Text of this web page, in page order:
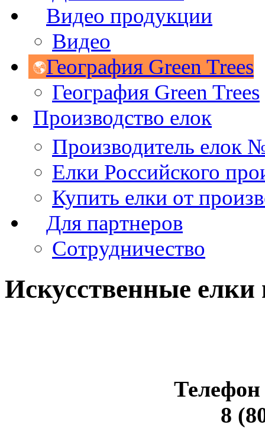
Видео продукции
Видео
География Green Trees
География Green Trees
Производство елок
Производитель елок
Елки Российского
Купить елки от
Для партнеров
Сотрудничество
Искусственные
Телефон
8